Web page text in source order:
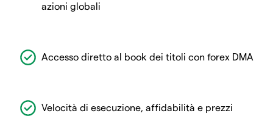
azioni globali
Accesso diretto al book dei titoli con forex DMA
Velocità di esecuzione, affidabilità e prezzi